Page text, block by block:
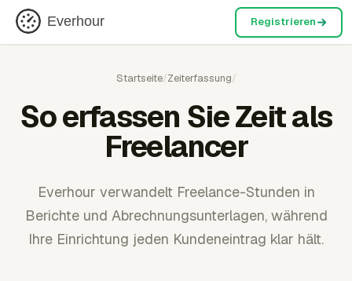
Everhour Registrieren
Startseite/Zeiterfassung/
So erfassen Sie Zeit als
Freelancer
Everhour verwandelt Freelance-Stunden in
Berichte und Abrechnungsunterlagen, während
Ihre Einrichtung jeden Kundeneintrag klar hält.